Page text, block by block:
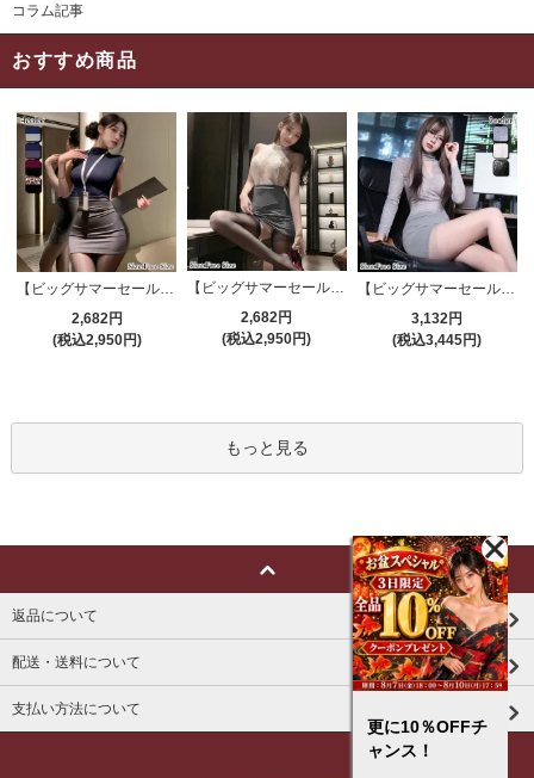
コラム記事
おすすめ商品
【ビッグサマーセール対象品】セクシーコスプレ(SEXYCOSPLAY) 4421
2,682円
(税込2,950円)
【ビッグサマーセール対象品】セクシーコスプレ(SEXYCOSPLAY) 4191
2,682円
(税込2,950円)
【ビッグサマーセール対象品】セクシーコスプレ(SEXYCOSPLAY) 4173
3,132円
(税込3,445円)
もっと見る
返品について
配送・送料について
支払い方法について
更に10％OFFチ
ャンス！